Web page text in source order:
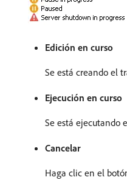
Edición en curso
Se está creando el
Ejecución en curso
Se está ejecutando
Cancelar
Haga clic en el